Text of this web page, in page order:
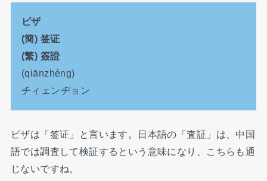
ビザ
(簡) 签证
(繁) 簽證
(qiānzhèng)
チィェンヂョン
ビザは「签证」と言います。日本語の「査証」は、中国
語では調査して検証するという意味になり、こちらも通
じないですね。